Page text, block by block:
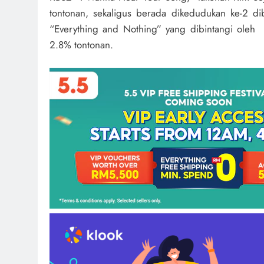
tontonan, sekaligus berada dikedudukan ke-2
“Everything and Nothing” yang dibintangi
2.8% tontonan.